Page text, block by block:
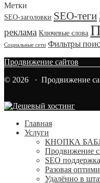
Метки
SEO-заголовки SEO-теги
реклама Ключевые слова
Социальные сети Фильтры
Продвижение сайтов
© 2026 · Продвижение
Главная
Услуги
КНОПКА
Продвижение
SEO поддержка
Разовая
Удалённо в